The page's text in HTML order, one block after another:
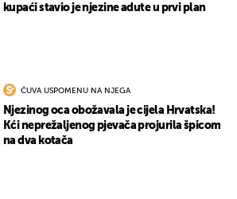
kupaći stavio je njezine adute u prvi plan
ČUVA USPOMENU NA NJEGA
Njezinog oca obožavala je cijela Hrvatska!
Kći neprežaljenog pjevača projurila špicom
na dva kotača